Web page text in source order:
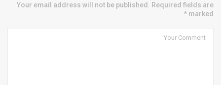
Your email address will not be published. Required fields are
marked *